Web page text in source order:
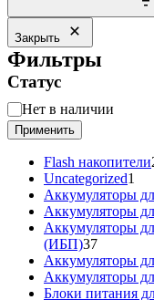
Закрыть
Фильтры
Статус
Статус
Нет в наличии
Применить
Flash накопители
Uncategorized1
Аккумуляторы
Аккумуляторы
Аккумуляторы
(ИБП)3737
товаров
Аккумуляторы
Аккумуляторы
Блоки питания